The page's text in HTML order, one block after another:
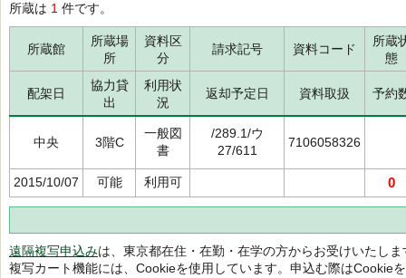
所蔵は 1 件です。
所蔵館
所蔵場
所
資料区
分
請求記号 資料コード
所蔵
態
配架日
協力貸
出
利用状
況
返却予定日 資料取扱 予約
中央 3階C
一般図
書
/289.1/ウ
27/611
7106058326
2015/10/07 可能 利用可 0
遠隔複写申込みは、東京都在住・在勤・在学の方からお受けいたしま
複写カート機能には、Cookieを使用しています。申込む際はCookie